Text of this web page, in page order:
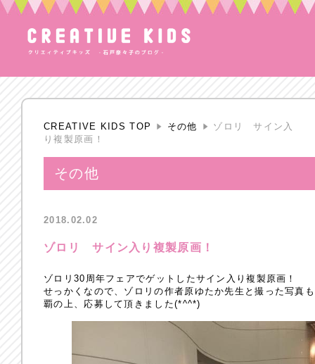
CREATIVE KIDS TOP その他
ゾロリ サイン入
り複製原画！
その他
2018.02.02
ゾロリ サイン入り複製原画！
ゾロリ30周年フェアでゲットしたサイン入り複製原画！
せっかくなので、ゾロリの作者原ゆたか先生と撮った写真
覇の上、応募して頂きました(*^^*)